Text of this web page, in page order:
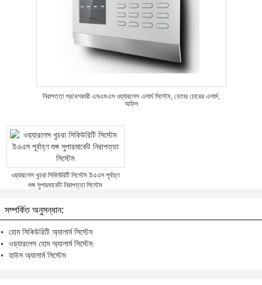
নিরাপত্তা প্রবেশকারী এসএমএস ওয়্যারলেস এলার্ম সিস্টেম, বেতার চোরের এলার্ম,
অফিস
ওয়্যারলেস খুচরা সিকিউরিটি সিস্টেম ইএএস পূর্বাহ্ণ
শুঙ্গ সুপারমার্কেট নিরাপত্তা সিস্টেম
সম্পর্কিত অনুসন্ধান:
হোম সিকিউরিটি অ্যালার্ম সিস্টেম
ওয়্যারলেস হোম অ্যালার্ম সিস্টেম
হাউস অ্যালার্ম সিস্টেম